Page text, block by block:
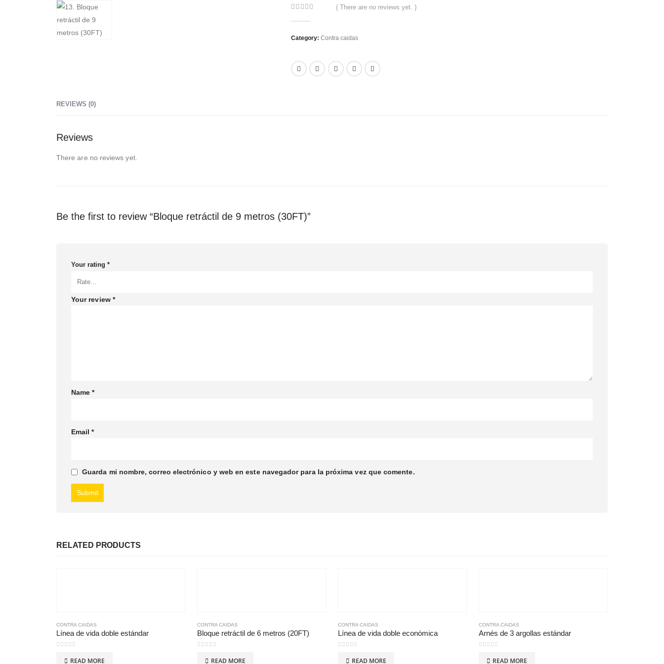
( There are no reviews yet. )
Category: Contra caidas
REVIEWS (0)
Reviews
There are no reviews yet.
Be the first to review “Bloque retráctil de 9 metros (30FT)”
Your rating *
Your review *
Name*
Email*
Guarda mi nombre, correo electrónico y web en este navegador para la próxima vez que comente.
RELATED PRODUCTS
CONTRA CAIDAS
Línea de vida doble estándar
READ MORE
CONTRA CAIDAS
Bloque retráctil de 6 metros (20FT)
READ MORE
CONTRA CAIDAS
Línea de vida doble económica
READ MORE
CONTRA CAIDAS
Arnés de 3 argollas estándar
READ MORE